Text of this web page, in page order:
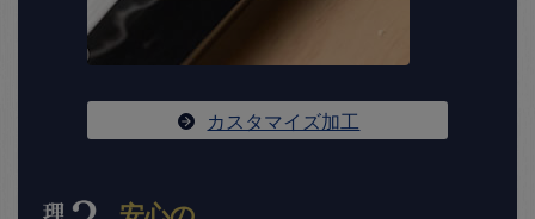
カスタマイズ加工